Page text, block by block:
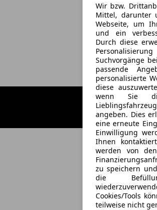
Wir bzw.
Mittel, darunter
Webseite, um
und ein
Durch diese
Suchvorgänge
passende
personalisierte
diese
wenn Sie
angeben. Dies
eine erneute
Einwilligung
Ihnen
werden von
zu speichern
die
Cookies/Tools
teilweise nicht